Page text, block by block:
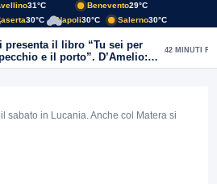
31°C Benevento29°C
30°C Napoli30°C Salerno30°C
presenta il libro “Tu sei per
e il porto”. D’Amelio:
un seme d’impegno futuro
42 MINUTI FA
sabato in Lucania. Anche col Matera si